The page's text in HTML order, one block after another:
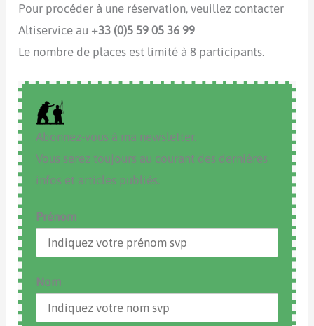
Pour procéder à une réservation, veuillez contacter
Altiservice au +33 (0)5 59 05 36 99
Le nombre de places est limité à 8 participants.
Abonnez-vous à ma newsletter.
Vous serez toujours au courant des dernières
infos et articles publiés.
Prénom
Nom